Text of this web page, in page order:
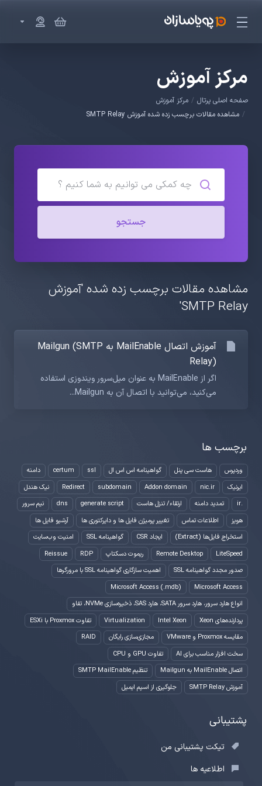
مرکز آموزش
صفحه اصلی پرتال
مرکز آموزش
مشاهده مقالات برچسب زده شده آموزش SMTP Relay
برچسب ها
وردپرس هاست سی پنل گواهینامه اس اس ال ssl
certum
دامنه
ایرنیک
nic.ir
Addon domain
subdomain
Redirect
نیک هندل
.ir
تمدید دامنه ارتقاء/ تنزل هاست generate script
dns
نیم سرور
هویز
اطلاعات تماس تغییر پرمیژن فایل ها و دایرکتوری ها
آرشیو فایل ها
استخراج فایل‌ها (Extract)
ایجاد CSR گواهینامه SSL
امنیت وب‌سایت
LiteSpeed
Remote Desktop ریموت دسکتاپ RDP
Reissue
صدور مجدد گواهینامه SSL
اهمیت سازگاری گواهینامه SSL با مرورگرها
Microsoft Access
Microsoft Access (.mdb)
انواع هارد سرور، هارد سرور SATA، هارد SAS، ذخیره‌سازی NVMe، تفاو
پردازنده‌های Xeon
Intel Xeon
Virtualization
تفاوت Proxmox با ESXi
مقایسه Proxmox و VMware
مجازی‌سازی رایگان
RAID
سخت افزار مناسب برای AI
تفاوت GPU و CPU
اتصال MailEnable به Mailgun
تنظیم SMTP MailEnable
آموزش SMTP Relay
جلوگیری از اسپم ایمیل
پشتیبانی
تیکت پشتیبانی من
اطلاعیه ها
جستجو
مشاهده مقالات برچسب زده شده 'آموزش
SMTP Relay'
آموزش اتصال MailEnable به Mailgun (SMTP
Relay)
اگر از MailEnable به عنوان میل‌سرور ویندوزی استفاده
می‌کنید، می‌توانید با اتصال آن به Mailgun...